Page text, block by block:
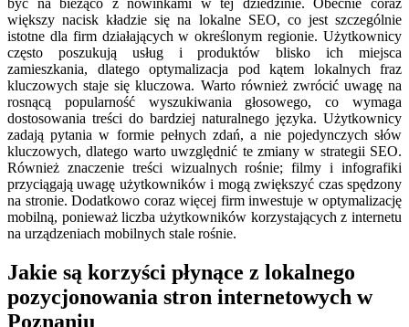
być na bieżąco z nowinkami w tej dziedzinie. Obecnie coraz
większy nacisk kładzie się na lokalne SEO, co jest szczególnie
istotne dla firm działających w określonym regionie. Użytkownicy
często poszukują usług i produktów blisko ich miejsca
zamieszkania, dlatego optymalizacja pod kątem lokalnych fraz
kluczowych staje się kluczowa. Warto również zwrócić uwagę na
rosnącą popularność wyszukiwania głosowego, co wymaga
dostosowania treści do bardziej naturalnego języka. Użytkownicy
zadają pytania w formie pełnych zdań, a nie pojedynczych słów
kluczowych, dlatego warto uwzględnić te zmiany w strategii SEO.
Również znaczenie treści wizualnych rośnie; filmy i infografiki
przyciągają uwagę użytkowników i mogą zwiększyć czas spędzony
na stronie. Dodatkowo coraz więcej firm inwestuje w optymalizację
mobilną, ponieważ liczba użytkowników korzystających z internetu
na urządzeniach mobilnych stale rośnie.
Jakie są korzyści płynące z lokalnego
pozycjonowania stron internetowych w
Poznaniu